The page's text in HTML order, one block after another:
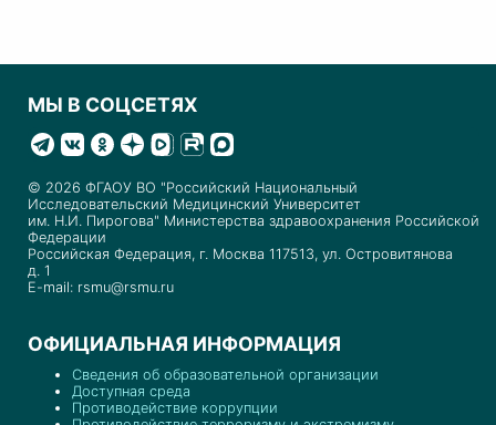
МЫ В СОЦСЕТЯХ
© 2026 ФГАОУ ВО "Российский Национальный
Исследовательский Медицинский Университет
им. Н.И. Пирогова" Министерства здравоохранения Российской
Федерации
Российская Федерация, г. Москва 117513, ул. Островитянова
д. 1
E-mail: rsmu@rsmu.ru
ОФИЦИАЛЬНАЯ ИНФОРМАЦИЯ
Сведения об образовательной организации
Доступная среда
Противодействие коррупции